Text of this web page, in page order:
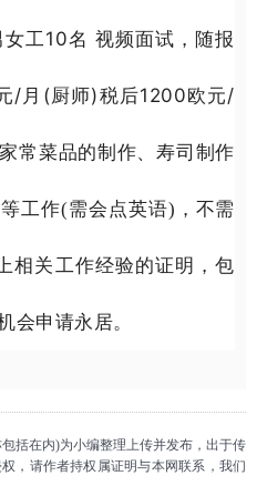
工10名 视频面试，随报
/月(厨师)税后1200欧元/
常菜品的制作、寿司制作
工作(需会点英语)，不需
相关工作经验的证明，包
会申请永居。
括在内)为小编整理上传并发布，出于传
，请作者持权属证明与本网联系，我们